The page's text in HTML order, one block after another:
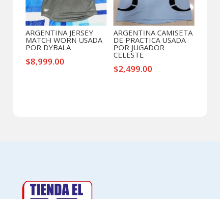
ARGENTINA JERSEY
MATCH WORN USADA
POR DYBALA
$8,999.00
ARGENTINA CAMISETA
DE PRACTICA USADA
POR JUGADOR
CELESTE
$2,499.00